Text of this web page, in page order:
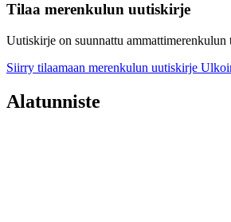
Tilaa merenkulun uutiskirje
Uutiskirje on suunnattu
Siirry tilaamaan merenkulun uutiskirje
Alatunniste